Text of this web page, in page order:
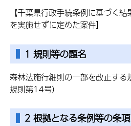
【千葉県行政手続条例に基づく
を実施せずに定めた案件】
1 規則等の題名
森林法施行細則の一部を改正す
規則第14号）
2 根拠となる条例等の条項